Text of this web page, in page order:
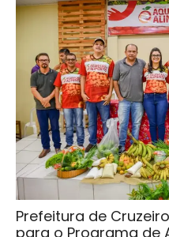
Prefeitura de
para o Programa de